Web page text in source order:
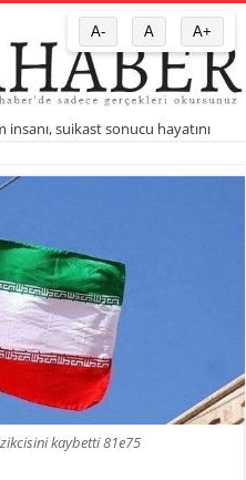
insanı, suikast sonucu hayatını
kaybetti 81e75
A- A A+